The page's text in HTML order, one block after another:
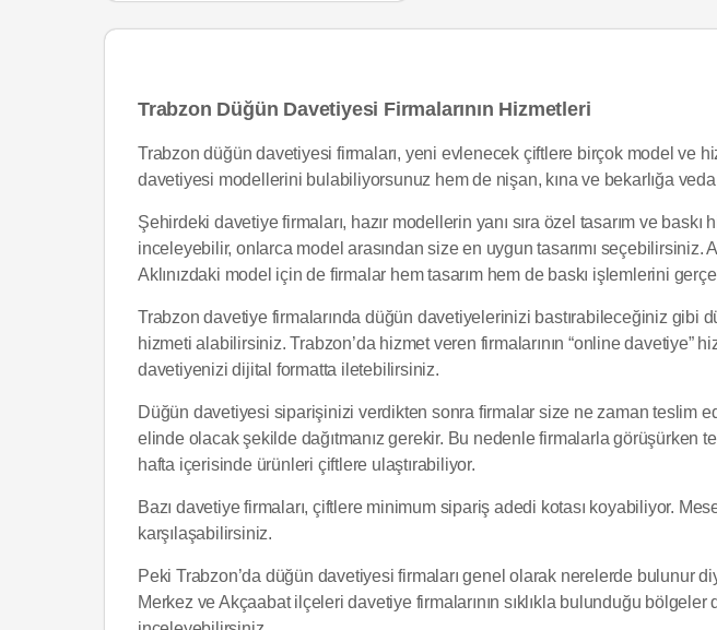
Trabzon Düğün Davetiyesi Firmalarının Hizmetleri
Trabzon düğün davetiyesi firmaları, yeni evlenecek çiftlere birçok model ve
davetiyesi modellerini bulabiliyorsunuz hem de nişan, kına ve bekarlığa
Şehirdeki davetiye firmaları, hazır modellerin yanı sıra özel tasarım ve
inceleyebilir, onlarca model arasından size en uygun tasarımı seçebilirsiniz.
Aklınızdaki model için de firmalar hem tasarım hem de baskı işlemlerini
Trabzon davetiye firmalarında düğün davetiyelerinizi bastırabileceğiniz gibi
hizmeti alabilirsiniz. Trabzon’da hizmet veren firmalarının “online
davetiyenizi dijital formatta iletebilirsiniz.
Düğün davetiyesi siparişinizi verdikten sonra firmalar size ne zaman teslim
elinde olacak şekilde dağıtmanız gerekir. Bu nedenle firmalarla görüşürken
hafta içerisinde ürünleri çiftlere ulaştırabiliyor.
Bazı davetiye firmaları, çiftlere minimum sipariş adedi kotası koyabiliyor.
karşılaşabilirsiniz.
Peki Trabzon’da düğün davetiyesi firmaları genel olarak nerelerde bulunur
Merkez ve Akçaabat ilçeleri davetiye firmalarının sıklıkla bulunduğu